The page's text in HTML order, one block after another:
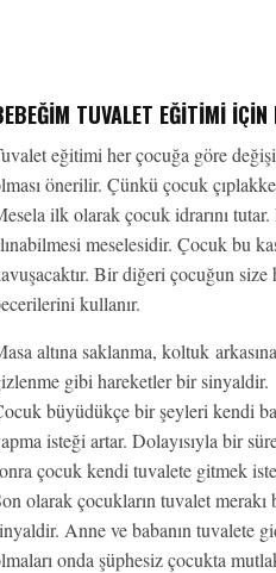
TUVALET EĞITIMI
eğitimi her çocuğa göre
önerilir. Çünkü çocuk
ilk olarak çocuk idrarını
meselesidir. Çocuk bu
Bir diğeri çocuğun
kullanır.
altına saklanma, koltuk arkasına
gibi hareketler bir sinyaldir.
büyüdükçe bir şeyleri kendi
isteği artar. Dolayısıyla bir
çocuk kendi tuvalete gitmek
olarak çocukların tuvalet merakı
Anne ve babanın tuvalete
onda şüphesiz çocukta